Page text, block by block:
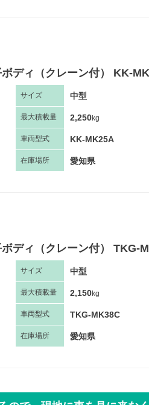
ディ（クレーン付） KK-
サイズ 中型
最大積載量 2,250kg
車両型式 KK-MK25A
在庫場所 愛知県
ディ（クレーン付） TKG-
サイズ 中型
最大積載量 2,150kg
車両型式 TKG-MK38C
在庫場所 愛知県